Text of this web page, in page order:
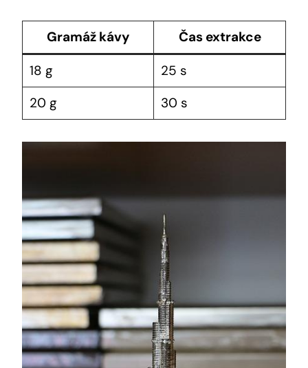
Gramáž kávy
Čas extrakce
18‌ g
25 s
20 g
30 s